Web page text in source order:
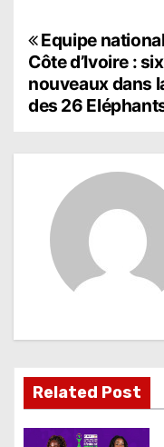
N
a
v
i
d
e
Equipe
Côte d’Ivoire : six
nouveaux dans
des 26
Related Post